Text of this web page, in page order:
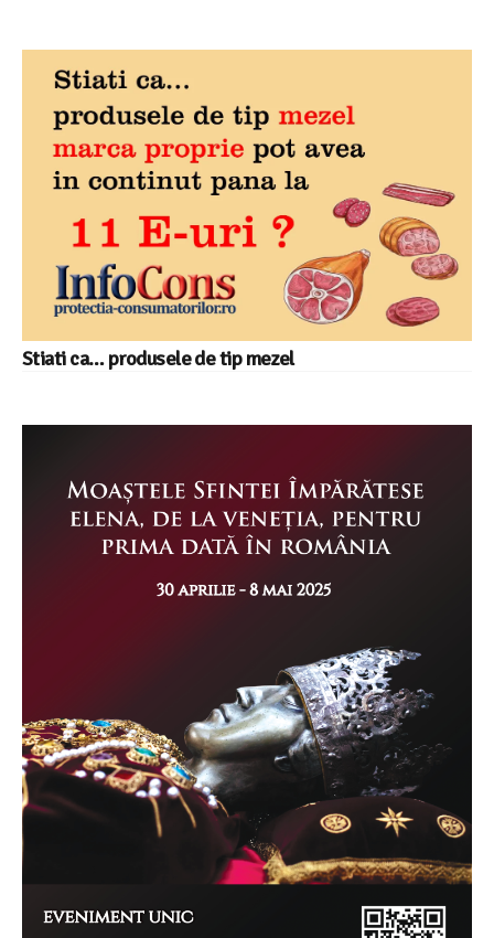
Stiati ca… produsele de tip mezel